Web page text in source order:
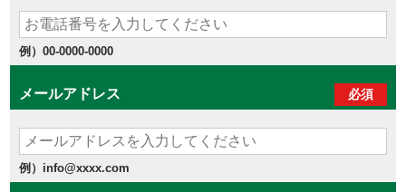
例）00-0000-0000
メールアドレス 必須
例）info@xxxx.com